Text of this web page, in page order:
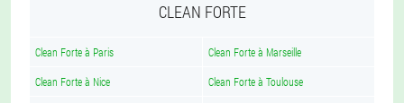
CLEAN FORTE
Clean Forte à Paris Clean Forte à Marseille
Clean Forte à Nice Clean Forte à Toulouse